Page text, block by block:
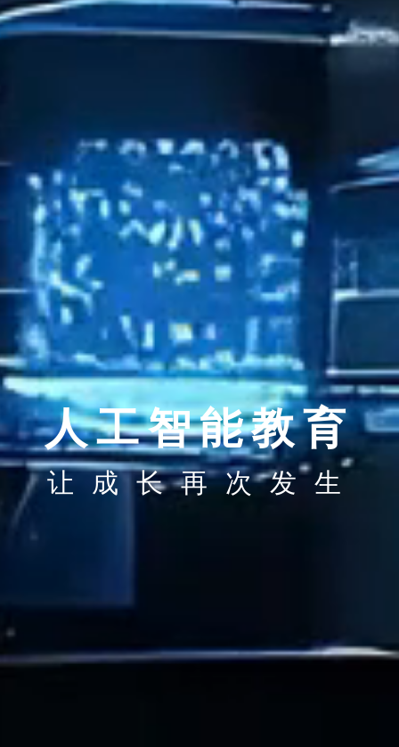
人工智能教育
让成长再次发生